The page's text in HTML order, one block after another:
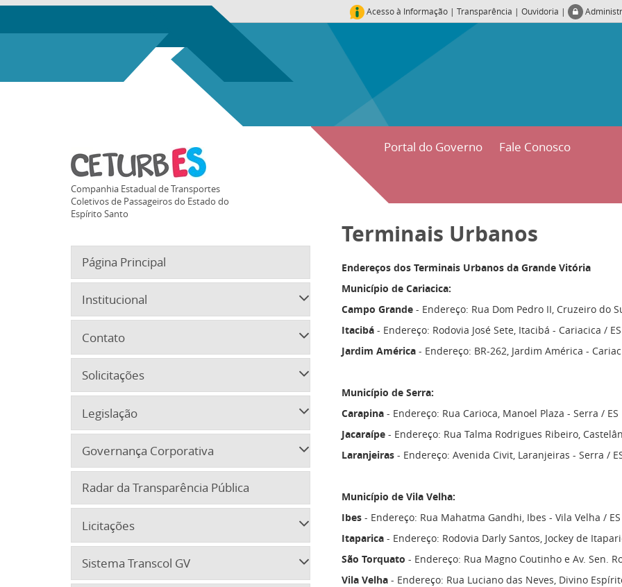
Acesso à Informação | Transparência | Ouvidoria |
Portal do Governo Fale Conosco
Companhia Estadual de Transportes
Coletivos de Passageiros do Estado do
Espírito Santo
Página Principal
Institucional
Contato
Solicitações
Legislação
Governança Corporativa
Radar da Transparência Pública
Licitações
Sistema Transcol GV
Terminais Urbanos
Endereços dos Terminais Urbanos da Grande Vitória
Município de Cariacica:
Campo Grande - Endereço: Rua Dom Pedro II, Cruzeiro do
Itacibá - Endereço: Rodovia José Sete, Itacibá - Cariacica / ES
Jardim América - Endereço: BR-262, Jardim América -
Município de Serra:
Carapina - Endereço: Rua Carioca, Manoel Plaza - Serra / ES
Jacaraípe - Endereço: Rua Talma Rodrigues Ribeiro,
Laranjeiras - Endereço: Avenida Civit, Laranjeiras - Serra /
Município de Vila Velha:
Ibes - Endereço: Rua Mahatma Gandhi, Ibes - Vila Velha / ES
Itaparica - Endereço: Rodovia Darly Santos, Jockey de
São Torquato - Endereço: Rua Magno Coutinho e Av. Sen.
Vila Velha - Endereço: Rua Luciano das Neves, Divino